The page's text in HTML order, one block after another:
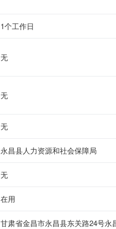
1个工作日
无
无
无
永昌县人力资源和社会保障局
无
在用
甘肃省金昌市永昌县东关路24号